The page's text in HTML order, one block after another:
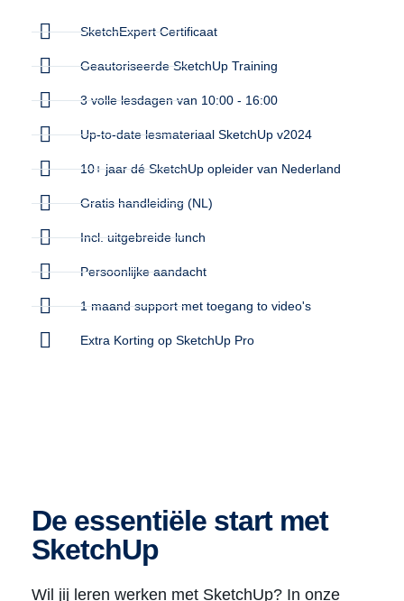
SketchExpert Certificaat
Geautoriseerde SketchUp Training
3 volle lesdagen van 10:00 - 16:00
Up-to-date lesmateriaal SketchUp v2024
10+ jaar dé SketchUp opleider van Nederland
Gratis handleiding (NL)
Incl. uitgebreide lunch
Persoonlijke aandacht
1 maand support met toegang to video's
Extra Korting op SketchUp Pro
De essentiële start met
SketchUp
Wil jij leren werken met SketchUp? In onze